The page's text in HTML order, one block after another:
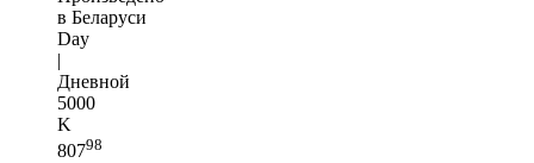
в Беларуси
Day
|
Дневной
5000
K
80798